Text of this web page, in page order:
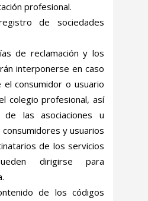
profesional.
de sociedades
de reclamación y los
interponerse en caso
consumidor o usuario
colegio profesional, así
las asociaciones u
y usuarios
de los servicios
dirigirse para
de los códigos